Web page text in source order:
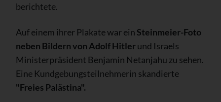
berichtete.
Auf einem ihrer Plakate war ein Steinmeier-Foto
neben Bildern von Adolf Hitlerund Israels
Ministerpräsident Benjamin Netanjahu zu sehen.
Eine Kundgebungsteilnehmerin skandierte
"Freies Palästina".